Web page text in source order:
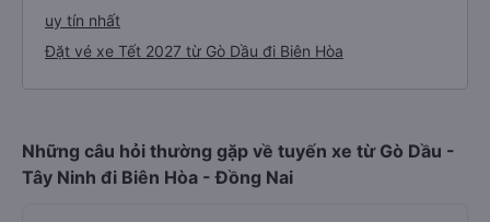
uy tín nhất
Đặt vé xe Tết 2027 từ Gò Dầu đi Biên Hòa
Những câu hỏi thường gặp về tuyến xe từ Gò Dầu -
Tây Ninh đi Biên Hòa - Đồng Nai